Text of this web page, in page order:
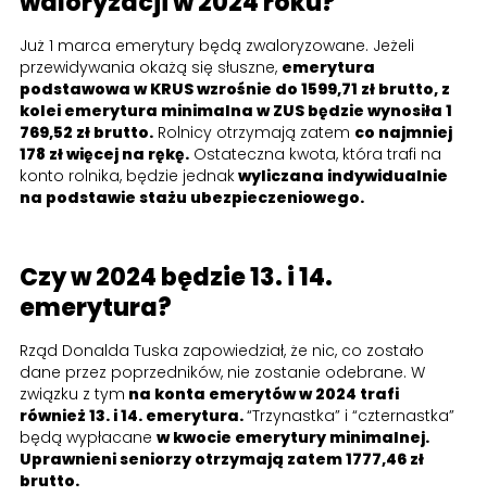
Już 1 marca emerytury będą zwaloryzowane. Jeżeli
przewidywania okażą się słuszne, emerytura
podstawowa w KRUS wzrośnie do 1599,71 zł brutto, z
kolei emerytura minimalna w ZUS będzie wynosiła 1
769,52 zł brutto. Rolnicy otrzymają zatem co najmniej
178 zł więcej na rękę. Ostateczna kwota, która trafi na
konto rolnika, będzie jednakwyliczana indywidualnie
na podstawie stażu ubezpieczeniowego.
Czy w 2024 będzie 13. i 14.
emerytura?
Rząd Donalda Tuska zapowiedział, że nic, co zostało
dane przez poprzedników, nie zostanie odebrane. W
związku z tym na konta emerytów w 2024 trafi
również 13. i 14. emerytura.“Trzynastka” i “czternastka”
będą wypłacane w kwocie emerytury minimalnej.
Uprawnieni seniorzy otrzymają zatem 1777,46 zł
brutto.